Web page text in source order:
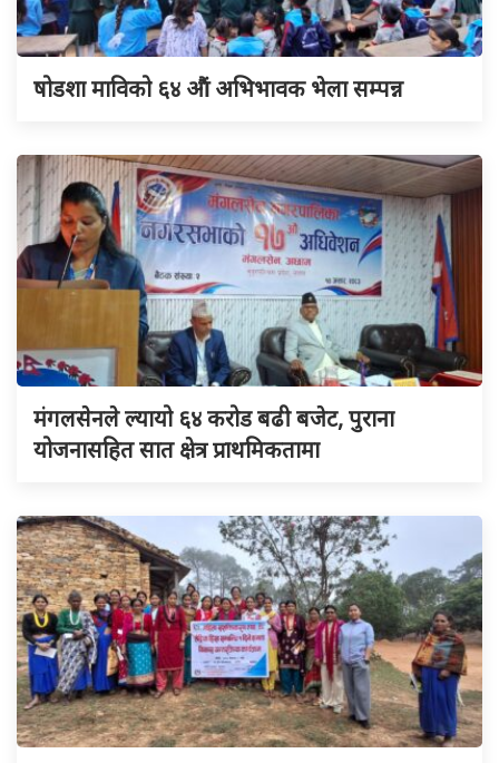
षोडशा माविको ६४ औं अभिभावक भेला सम्पन्न
मंगलसेनले ल्यायो ६४ करोड बढी बजेट, पुराना
योजनासहित सात क्षेत्र प्राथमिकतामा